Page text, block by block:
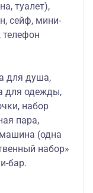
туалет),
сейф, мини-
телефон
для душа,
для одежды,
набор
пара,
(одна
набор»
бар.